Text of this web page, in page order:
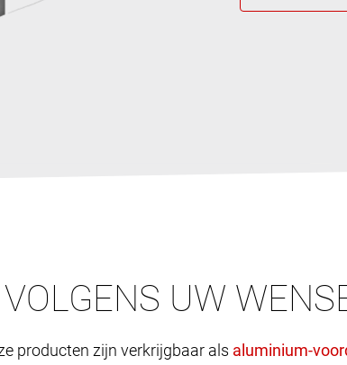
UW
producten zijn verkrijgbaar als